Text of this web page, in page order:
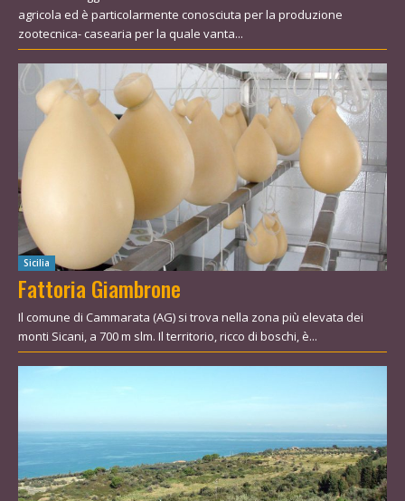
agricola ed è particolarmente conosciuta per la produzione
zootecnica- casearia per la quale vanta...
Sicilia
Fattoria Giambrone
Il comune di Cammarata (AG) si trova nella zona più elevata dei
monti Sicani, a 700 m slm. Il territorio, ricco di boschi, è...